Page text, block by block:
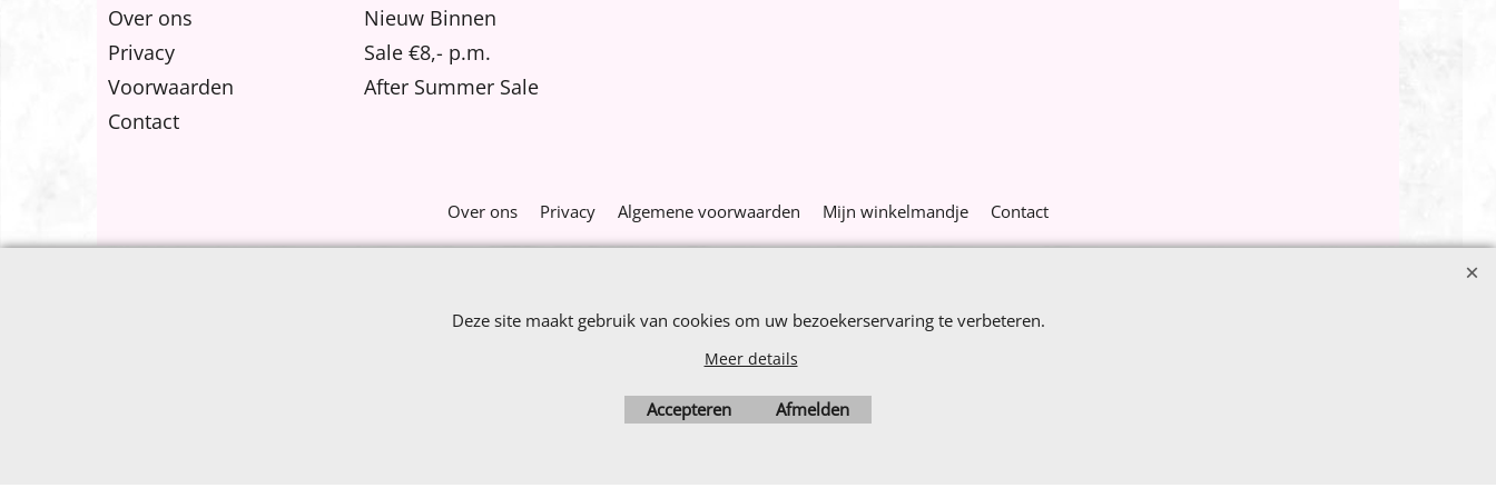
Over ons
Privacy
Voorwaarden
Contact
Nieuw Binnen
Sale €8,- p.m.
After Summer Sale
Over ons Privacy Algemene voorwaarden Mijn winkelmandje Contact
Deze site maakt gebruik van cookies om uw bezoekerservaring te verbeteren.
Meer details
Accepteren Afmelden